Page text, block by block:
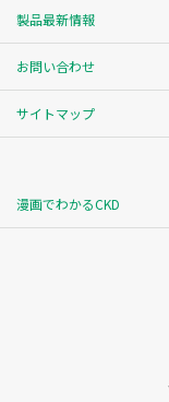
製品最新情報
お問い合わせ
サイトマップ
漫画でわかるCKD